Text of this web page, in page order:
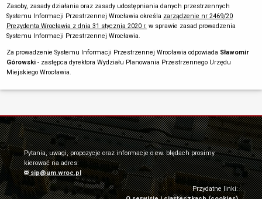
Zasoby, zasady działania oraz zasady udostępniania danych przestrzennych
Systemu Informacji Przestrzennej Wrocławia określa zarządzenie nr 2469/20
Prezydenta Wrocławia z dnia 31 stycznia 2020 r. w sprawie zasad prowadzenia
Systemu Informacji Przestrzennej Wrocławia.
Za prowadzenie Systemu Informacji Przestrzennej Wrocławia odpowiada Sławomir
Górowski- zastępca dyrektora Wydziału Planowania Przestrzennego Urzędu
Miejskiego Wrocławia.
Pytania, uwagi, propozycje oraz informacje o ew. błędach prosimy
kierować na adres:
sip@um.wroc.pl
Przydatne linki: